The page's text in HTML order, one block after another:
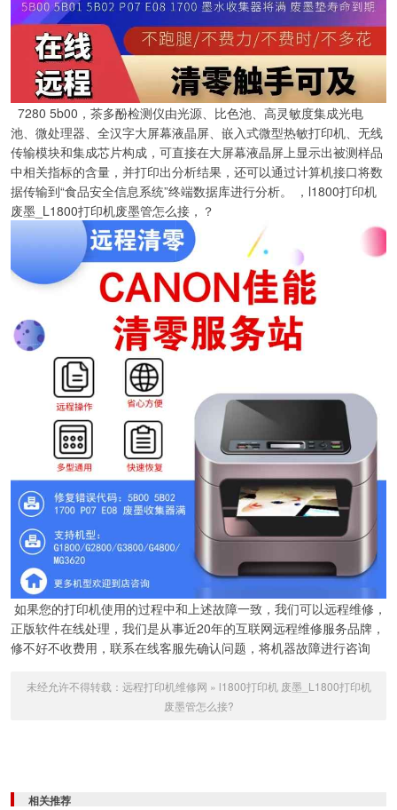
7280 5b00，茶多酚检测仪由光源、比色池、高灵敏度集成光电
池、微处理器、全汉字大屏幕液晶屏、嵌入式微型热敏打印机、无线
传输模块和集成芯片构成，可直接在大屏幕液晶屏上显示出被测样品
中相关指标的含量，并打印出分析结果，还可以通过计算机接口将数
据传输到“食品安全信息系统”终端数据库进行分析。 ，l1800打印机
废墨_L1800打印机废墨管怎么接，？
如果您的打印机使用的过程中和上述故障一致，我们可以远程维修，
正版软件在线处理，我们是从事近20年的互联网远程维修服务品牌，
修不好不收费用，联系在线客服先确认问题，将机器故障进行咨询
未经允许不得转载： 远程打印机维修网 » l1800打印机 废墨_L1800打印机
废墨管怎么接?
相关推荐